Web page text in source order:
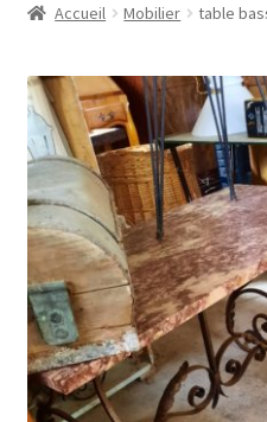
Contact
Accueil Mobilier table